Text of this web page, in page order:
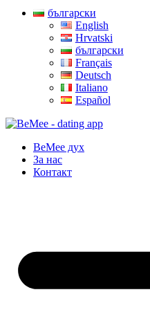
български
English
Hrvatski
български
Français
Deutsch
Italiano
Español
BeMee дух
За нас
Контакт